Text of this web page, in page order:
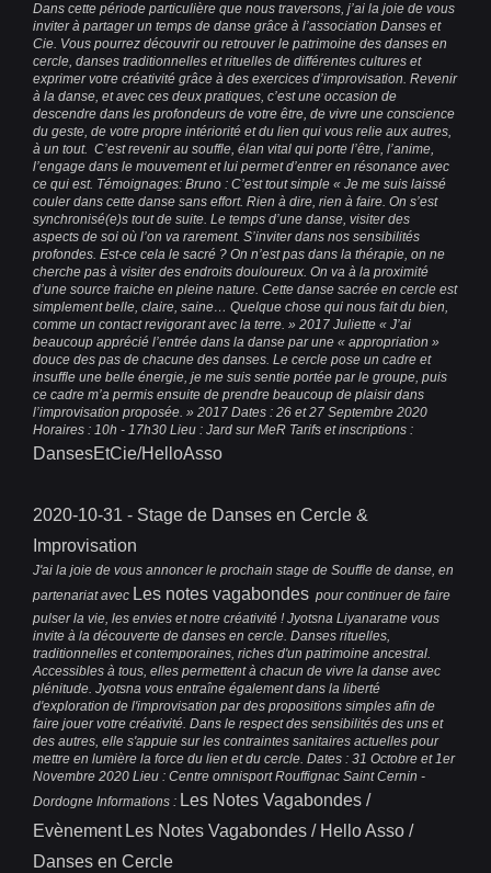
Dans cette période particulière que nous traversons, j’ai la joie de vous
inviter à partager un temps de danse grâce à l’association Danses et
Cie. Vous pourrez découvrir ou retrouver le patrimoine des danses en
cercle, danses traditionnelles et rituelles de différentes cultures et
exprimer votre créativité grâce à des exercices d’improvisation. Revenir
à la danse, et avec ces deux pratiques, c’est une occasion de
descendre dans les profondeurs de votre être, de vivre une conscience
du geste, de votre propre intériorité et du lien qui vous relie aux autres,
à un tout. C’est revenir au souffle, élan vital qui porte l’être, l’anime,
l’engage dans le mouvement et lui permet d’entrer en résonance avec
ce qui est. Témoignages: Bruno : C’est tout simple « Je me suis laissé
couler dans cette danse sans effort. Rien à dire, rien à faire. On s’est
synchronisé(e)s tout de suite. Le temps d’une danse, visiter des
aspects de soi où l’on va rarement. S’inviter dans nos sensibilités
profondes. Est-ce cela le sacré ? On n’est pas dans la thérapie, on ne
cherche pas à visiter des endroits douloureux. On va à la proximité
d’une source fraiche en pleine nature. Cette danse sacrée en cercle est
simplement belle, claire, saine… Quelque chose qui nous fait du bien,
comme un contact revigorant avec la terre. » 2017 Juliette « J’ai
beaucoup apprécié l’entrée dans la danse par une « appropriation »
douce des pas de chacune des danses. Le cercle pose un cadre et
insuffle une belle énergie, je me suis sentie portée par le groupe, puis
ce cadre m’a permis ensuite de prendre beaucoup de plaisir dans
l’improvisation proposée. » 2017 Dates : 26 et 27 Septembre 2020
Horaires : 10h - 17h30 Lieu : Jard sur MeR Tarifs et inscriptions :
DansesEtCie/HelloAsso
2020-10-31 - Stage de Danses en Cercle &
Improvisation
J'ai la joie de vous annoncer le prochain stage de Souffle de danse, en
partenariat avec Les notes vagabondes pour continuer de faire
pulser la vie, les envies et notre créativité ! Jyotsna Liyanaratne vous
invite à la découverte de danses en cercle. Danses rituelles,
traditionnelles et contemporaines, riches d'un patrimoine ancestral.
Accessibles à tous, elles permettent à chacun de vivre la danse avec
plénitude. Jyotsna vous entraîne également dans la liberté
d'exploration de l'improvisation par des propositions simples afin de
faire jouer votre créativité. Dans le respect des sensibilités des uns et
des autres, elle s'appuie sur les contraintes sanitaires actuelles pour
mettre en lumière la force du lien et du cercle. Dates : 31 Octobre et 1er
Novembre 2020 Lieu : Centre omnisport Rouffignac Saint Cernin -
Dordogne Informations : Les Notes Vagabondes /
Evènement Les Notes Vagabondes / Hello Asso /
Danses en Cercle